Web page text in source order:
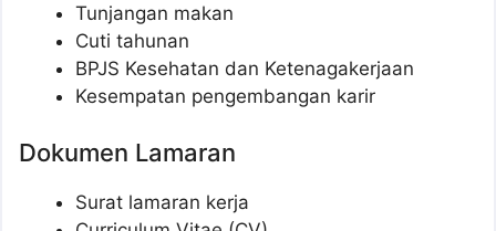
Tunjangan makan
Cuti tahunan
BPJS Kesehatan dan Ketenagakerjaan
Kesempatan pengembangan karir
Dokumen Lamaran
Surat lamaran kerja